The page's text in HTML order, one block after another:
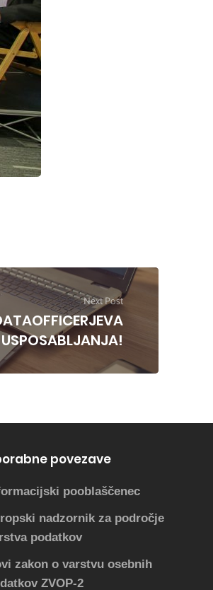
Next Post
povezave
pooblaščenec
nadzornik za področje
podatkov
zakon o varstvu osebnih
ZVOP-2